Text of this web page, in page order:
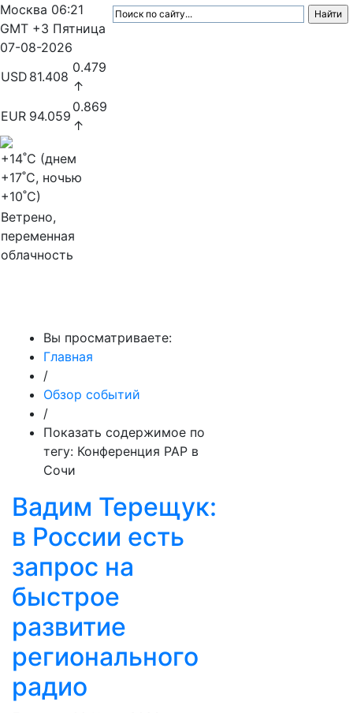
Москва 06:21
GMT +3 Пятница
07-08-2026
USD 81.408
0.479
↑
EUR 94.059
0.869
↑
+14˚C (днем
+17˚C, ночью
+10˚C)
Ветрено,
переменная
облачность
Вы просматриваете:
Главная
/
Обзор событий
/
Показать содержимое по
тегу: Конференция РАР в
Сочи
Вадим Терещук:
в России есть
запрос на
быстрое
развитие
регионального
радио